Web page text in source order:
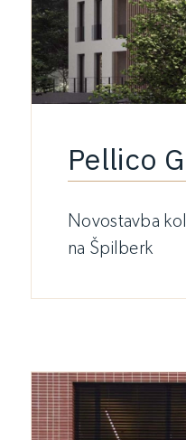
Pellico
Novostavba
na Špilberk